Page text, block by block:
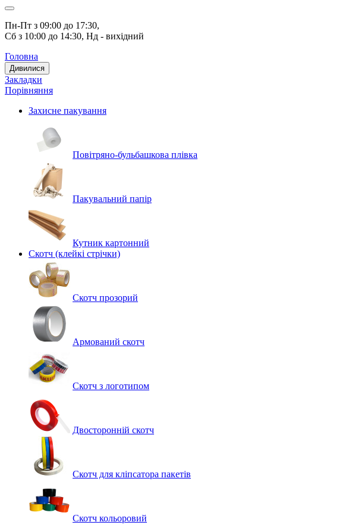
Пн-Пт з 09:00 до 17:30,
Сб з 10:00 до 14:30, Нд - вихідний
Головна
Дивилися
Закладки
Порівняння
Захисне пакування
Повітряно-бульбашкова плівка
Пакувальний папір
Кутник картонний
Скотч (клейкі стрічки)
Скотч прозорий
Армований скотч
Скотч з логотипом
Двосторонній скотч
Скотч для кліпсатора пакетів
Скотч кольоровий